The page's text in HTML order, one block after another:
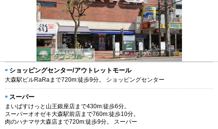
ショッピングセンター/アウトレットモール
大森駅ビルRaRaまで720m:徒歩9分。 ショッピングセンター
スーパー
まいばすけっと山王銀座店まで430m:徒歩6分。
スーパーオオゼキ大森駅前店まで760m:徒歩10分。
肉のハナマサ大森店まで720m:徒歩9分。 スーパー